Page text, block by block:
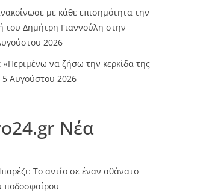
με κάθε επισημότητα την
του Δημήτρη Γιαννούλη στην
2026
«Περιμένω να ζήσω την κερκίδα της
5 Αυγούστου 2026
Νέα
Το αντίο σε έναν αθάνατο
ποδοσφαίρου